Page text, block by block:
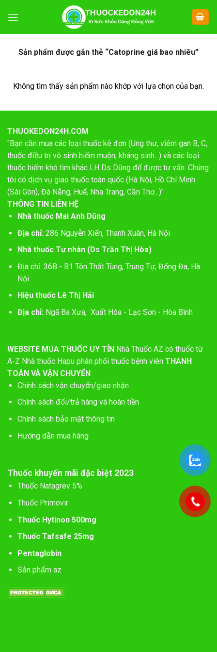
đến
Sản phẩm được gắn thẻ “Catoprine giá bao nhiêu”
Không tìm thấy sản phẩm nào khớp với lựa chọn của bạn.
THUOKEDON24H.COM
"Bạn cần mua các loại thuốc kê đơn (Ung thư, viêm gan B, C,
thuốc điều trị vô sinh hiếm muộn, kháng sinh...) và các loại
thuốc hiếm khó tìm khác LH Ds Dũng để được tư vấn. Chúng
tôi có dịch vụ giao thuốc toàn quốc (Hà Nội, Hồ Chí Minh
(Sài Gòn), Đà Nẵng, Huế, Nha Trang, Cần Thơ...)"
THÔNG TIN LIÊN HỆ
Nhà thuốc Mai Anh Dũng
Địa chỉ:286 Nguyễn Xiển, Thanh Xuân, Hà Nội
Nhà thuốc Tư nhân (Ds Trần Thị Hòa)
Địa chỉ: 36B - B1 Tôn Thất Tùng, Trung Tự, Đống Đa, Hà
Nội
Hiệu thuốc Lê Thị Hải
Địa chỉ: Ngã Ba Xưa, Xuất Hóa - Lạc Sơn - Hòa Bình
WEBSITE MUA THUỐC UY TÍN Nhà Thuốc AZ có thuốc từ
A-Z Nhà thuốc Hapu phân phối thuốc bệnh viên THANH
TOÁN VÀ VẬN CHUYỂN
Chính sách vận chuyển/giao nhận
Chính sách đổi/trả hàng và hoàn tiền
Chính sách bảo mật thông tin
Hướng dẫn mua hàng
Thuốc khuyến mãi đặc biệt 2023
Thuốc Natagrev 5%
Thuốc Primovir
Thuốc Hytinon 500mg
Thuốc Tafsafe 25mg
Pentaglobin
Sản phẩm az